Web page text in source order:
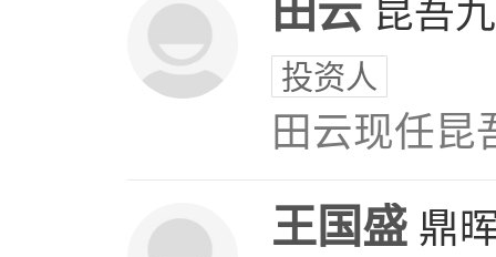
田云 昆吾
投资人
田云现任昆
王国盛 鼎